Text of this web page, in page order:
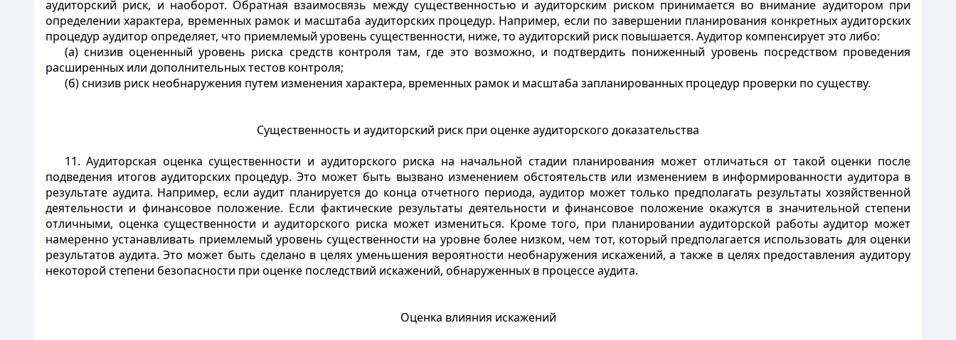
аудиторский риск, и наоборот. Обратная взаимосвязь между существенностью и аудиторским риском принимается во внимание аудитором при
определении характера, временных рамок и масштаба аудиторских процедур. Например, если по завершении планирования конкретных аудиторских
процедур аудитор определяет, что приемлемый уровень существенности, ниже, то аудиторский риск повышается. Аудитор компенсирует это либо:
(а) снизив оцененный уровень риска средств контроля там, где это возможно, и подтвердить пониженный уровень посредством проведения
расширенных или дополнительных тестов контроля;
(б) снизив риск необнаружения путем изменения характера, временных рамок и масштаба запланированных процедур проверки по существу.
Существенность и аудиторский риск при оценке аудиторского доказательства
11. Аудиторская оценка существенности и аудиторского риска на начальной стадии планирования может отличаться от такой оценки после
подведения итогов аудиторских процедур. Это может быть вызвано изменением обстоятельств или изменением в информированности аудитора в
результате аудита. Например, если аудит планируется до конца отчетного периода, аудитор может только предполагать результаты хозяйственной
деятельности и финансовое положение. Если фактические результаты деятельности и финансовое положение окажутся в значительной степени
отличными, оценка существенности и аудиторского риска может измениться. Кроме того, при планировании аудиторской работы аудитор может
намеренно устанавливать приемлемый уровень существенности на уровне более низком, чем тот, который предполагается использовать для оценки
результатов аудита. Это может быть сделано в целях уменьшения вероятности необнаружения искажений, а также в целях предоставления аудитору
некоторой степени безопасности при оценке последствий искажений, обнаруженных в процессе аудита.
Оценка влияния искажений